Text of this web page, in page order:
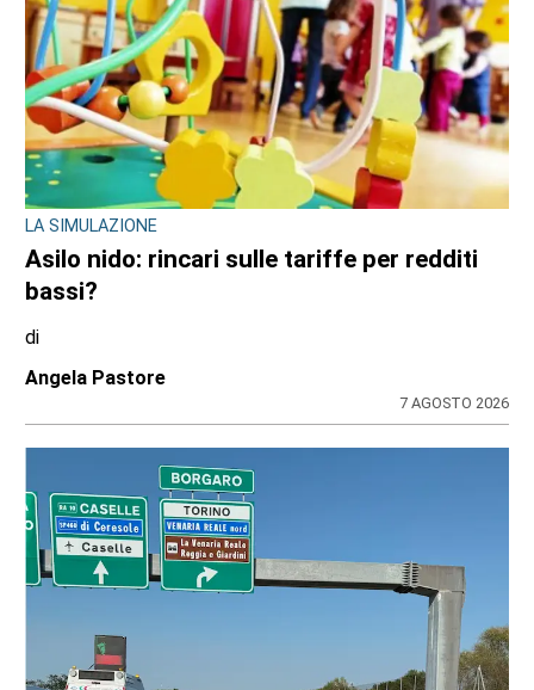
LA SIMULAZIONE
Asilo nido: rincari sulle tariffe per redditi
bassi?
di
Angela Pastore
7 AGOSTO 2026